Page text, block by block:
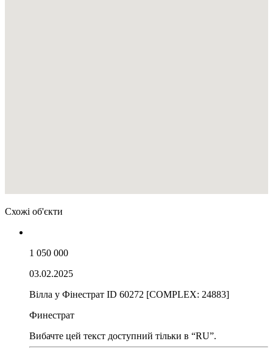
Схожі об'єкти
1 050 000
03.02.2025
Вілла у Фінестрат ID 60272 [COMPLEX: 24883]
Финестрат
Вибачте цей текст доступний тільки в “RU”.